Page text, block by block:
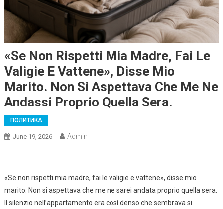
«Se Non Rispetti Mia Madre, Fai Le
Valigie E Vattene», Disse Mio
Marito. Non Si Aspettava Che Me Ne
Andassi Proprio Quella Sera.
ПОЛИТИКА
June 19, 2026 Admin
«Se non rispetti mia madre, fai le valigie e vattene», disse mio
marito. Non si aspettava che me ne sarei andata proprio quella sera.
Il silenzio nell’appartamento era così denso che sembrava si